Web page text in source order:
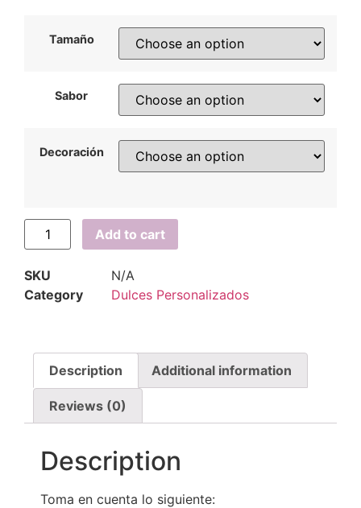
Tamaño
Sabor
Decoración
Add to cart
SKU
N/A
Category
Dulces Personalizados
Description Additional information
Reviews (0)
Description
Toma en cuenta lo siguiente: